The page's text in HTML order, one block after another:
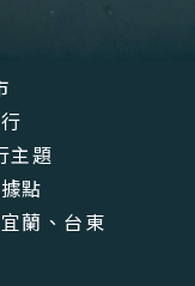
主題
點
宜蘭 、 台東